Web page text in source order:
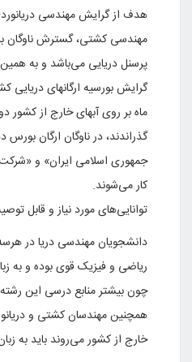
هدف از گرایش مهندسی
مهندسی کشتی‌، گسترش ناوگان
پرسنل دریایی می‌باشد و به
ماه بر روی آبهای خارج از کشور
گذراندند، در ناوگان ارگان
جمهوری اسلامی ایران» و
کار می‌شوند.
توانایی‌های مورد نیاز و قابل
دانشجویان مهندسی دریا در
ریاضی و فیزیک قوی بوده و به
چون بیشتر منابع درسی این
همچنین مهندسان کشتی و
خارج از کشور می‌روند باید به